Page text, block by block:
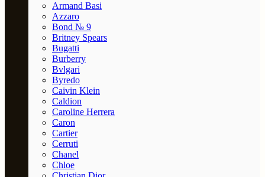
Armand Basi
Azzaro
Bond № 9
Britney Spears
Bugatti
Burberry
Bvlgari
Byredo
Caivin Klein
Caldion
Caroline Herrera
Caron
Cartier
Cerruti
Chanel
Chloe